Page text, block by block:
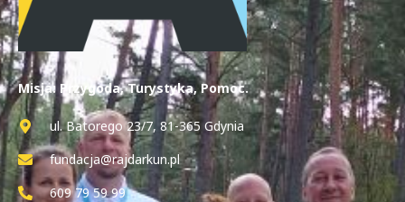
Misja: Przygoda, Turystyka, Pomoc.
ul. Batorego 23/7, 81-365 Gdynia
fundacja@rajdarkun.pl
609 79 59 99